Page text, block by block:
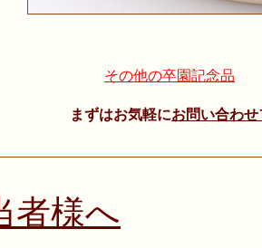
その他の卒園記念品
まずはお気軽にお問い合わ
者様へ